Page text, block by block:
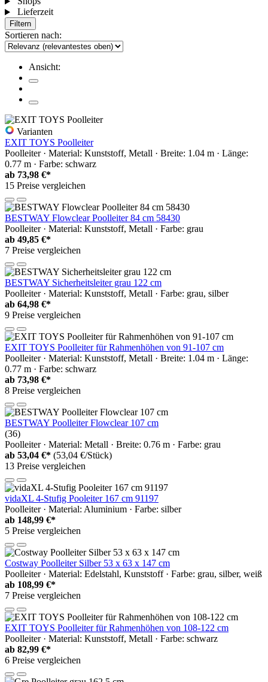
Lieferzeit
Filtern
Sortieren nach:
Ansicht:
Varianten
EXIT TOYS Poolleiter
Poolleiter · Material: Kunststoff, Metall · Breite: 1.04 m · Länge:
0.77 m · Farbe: schwarz
ab 73,98 €*
15 Preise vergleichen
BESTWAY Flowclear Poolleiter 84 cm 58430
Poolleiter · Material: Kunststoff, Metall · Farbe: grau
ab 49,85 €*
7 Preise vergleichen
BESTWAY Sicherheitsleiter grau 122 cm
Poolleiter · Material: Kunststoff, Metall · Farbe: grau, silber
ab 64,98 €*
9 Preise vergleichen
EXIT TOYS Poolleiter für Rahmenhöhen von 91-107 cm
Poolleiter · Material: Kunststoff, Metall · Breite: 1.04 m · Länge:
0.77 m · Farbe: schwarz
ab 73,98 €*
8 Preise vergleichen
BESTWAY Poolleiter Flowclear 107 cm
(36)
Poolleiter · Material: Metall · Breite: 0.76 m · Farbe: grau
ab 53,04 €* (53,04 €/Stück)
13 Preise vergleichen
vidaXL 4-Stufig Pooleiter 167 cm 91197
Poolleiter · Material: Aluminium · Farbe: silber
ab 148,99 €*
5 Preise vergleichen
Costway Poolleiter Silber 53 x 63 x 147 cm
Poolleiter · Material: Edelstahl, Kunststoff · Farbe: grau, silber, weiß
ab 108,99 €*
7 Preise vergleichen
EXIT TOYS Poolleiter für Rahmenhöhen von 108-122 cm
Poolleiter · Material: Kunststoff, Metall · Farbe: schwarz
ab 82,99 €*
6 Preise vergleichen